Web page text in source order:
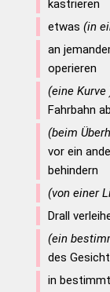
kastrieren
etwas (in
an
operieren
(eine Kurve
Fahrbahn
(beim
vor ein
behindern
(von einer
Drall
(ein
des
in